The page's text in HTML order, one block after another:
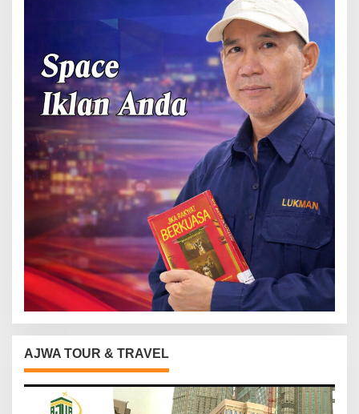
AJWA TOUR & TRAVEL